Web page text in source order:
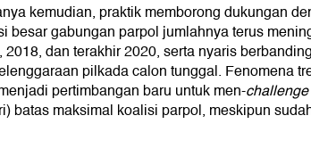
kemudian, praktik memborong dukungan
besar gabungan parpol jumlahnya terus
2018, dan terakhir 2020, serta nyaris
pilkada calon tunggal. Fenomena
pertimbangan baru untuk men-challenge
batas maksimal koalisi parpol, meskipun